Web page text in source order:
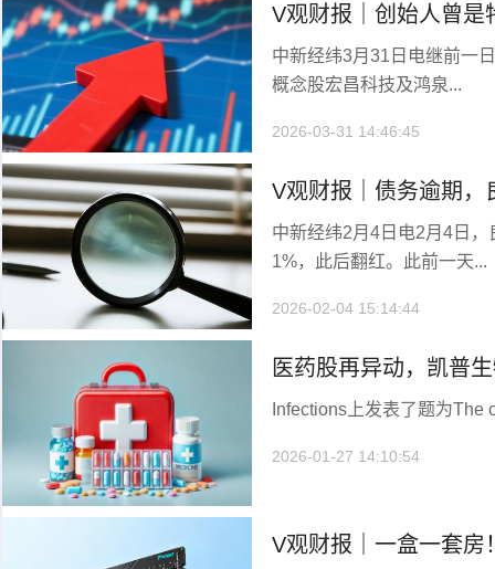
V观财报｜创始人曾是
历史！背后A股公司
“20cm”涨停
中新经纬3月31日电继前一
概念股宏昌科技及鸿泉...
2026-03-31 14:46:45
V观财报｜债务逾期，
知书！上市公司回应
中新经纬2月4日电2月4日
1%，此后翻红。此前一天...
2026-02-04 15:14:44
医药股再异动，凯普
毒，发现有效药物
Infections上发表了题为The
2026-01-27 14:10:54
V观财报｜一盒一套房